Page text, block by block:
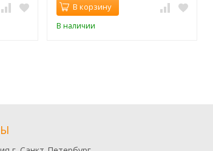
В корзину
В наличии